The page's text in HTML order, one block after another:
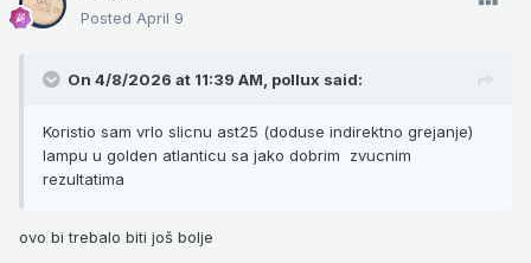
Posted April 9
On 4/8/2026 at 11:39 AM, pollux said:
Koristio sam vrlo slicnu ast25 (doduse indirektno grejanje)
lampu u golden atlanticu sa jako dobrim zvucnim
rezultatima
ovo bi trebalo biti još bolje